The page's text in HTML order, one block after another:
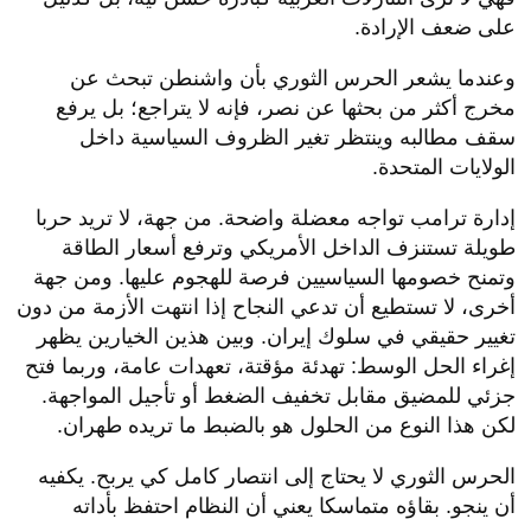
على ضعف الإرادة.
وعندما يشعر الحرس الثوري بأن واشنطن تبحث عن
مخرج أكثر من بحثها عن نصر، فإنه لا يتراجع؛ بل يرفع
سقف مطالبه وينتظر تغير الظروف السياسية داخل
الولايات المتحدة.
إدارة ترامب تواجه معضلة واضحة. من جهة، لا تريد حربا
طويلة تستنزف الداخل الأمريكي وترفع أسعار الطاقة
وتمنح خصومها السياسيين فرصة للهجوم عليها. ومن جهة
أخرى، لا تستطيع أن تدعي النجاح إذا انتهت الأزمة من دون
تغيير حقيقي في سلوك إيران. وبين هذين الخيارين يظهر
إغراء الحل الوسط: تهدئة مؤقتة، تعهدات عامة، وربما فتح
جزئي للمضيق مقابل تخفيف الضغط أو تأجيل المواجهة.
لكن هذا النوع من الحلول هو بالضبط ما تريده طهران.
الحرس الثوري لا يحتاج إلى انتصار كامل كي يربح. يكفيه
أن ينجو. بقاؤه متماسكا يعني أن النظام احتفظ بأداته